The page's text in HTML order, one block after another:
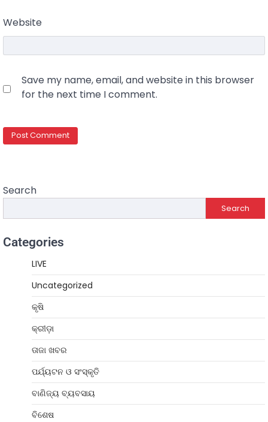
Website
Save my name, email, and website in this browser
for the next time I comment.
Search
Search
Categories
LIVE
Uncategorized
କୃଷି
କ୍ରୀଡ଼ା
ତାଜା ଖବର
ପର୍ଯ୍ୟଟନ ଓ ସଂସ୍କୃତି
ବାଣିଜ୍ୟ ବ୍ୟବସାୟ
ବିଶେଷ